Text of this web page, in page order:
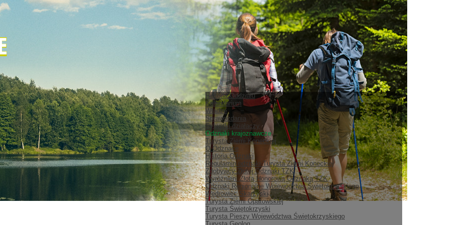
Historia Oddziału
Kalendarium
Władze
Sprawozdania
Sylwetki działaczy
Odznaki krajoznawcze
Turysta Ziemi Koneckiej
O Odznace
Historia Odznaki
Regulamin odznaki Turysta Ziemi Koneckiej
Zdobywcy Złotej Odznaki TZK
Wyróżnieni Złotą Honorową Odznaką TZK
Odznaki Regionalne Województwa Świętokrzyskiego
Wędrowiec Skarżyski
Turysta Ziemi Opatowskiej
Turysta Świętokrzyski
Turysta Pieszy Województwa Świętokrzyskiego